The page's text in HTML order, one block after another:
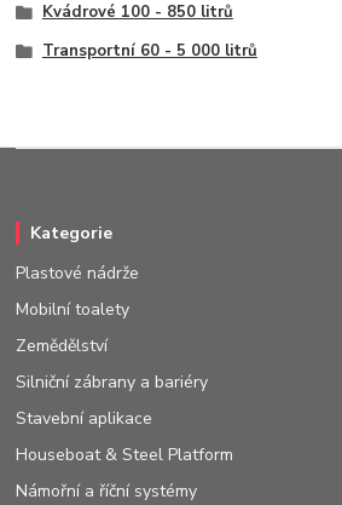
Kvádrové 100 - 850 litrů
Transportní 60 - 5 000 litrů
Kategorie
Plastové nádrže
Mobilní toalety
Zemědělství
Silniční zábrany a bariéry
Stavební aplikace
Houseboat & Steel Platform
Námořní a říční systémy